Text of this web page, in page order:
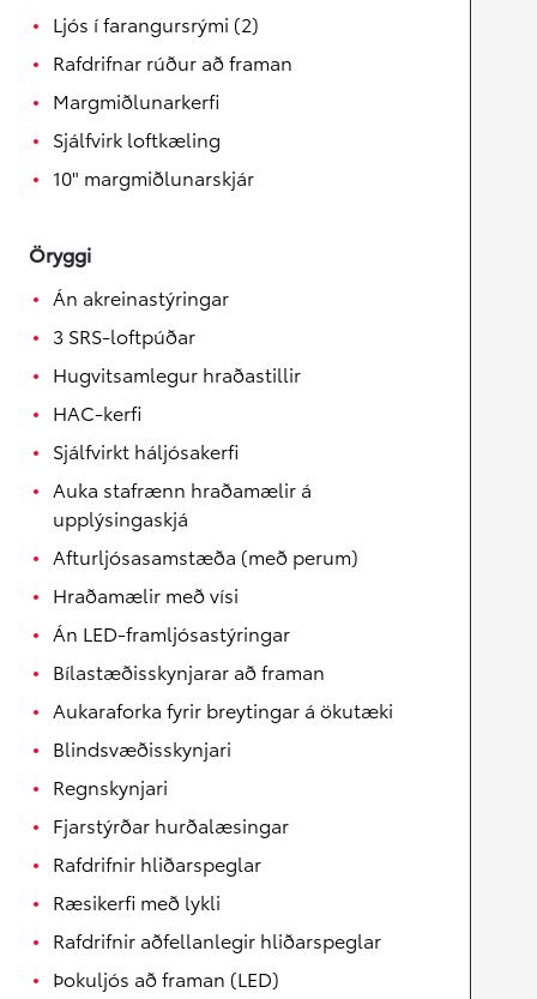
Ljós í farangursrými (2)
Rafdrifnar rúður að framan
Margmiðlunarkerfi
Sjálfvirk loftkæling
10" margmiðlunarskjár
Öryggi
Án akreinastýringar
3 SRS-loftpúðar
Hugvitsamlegur hraðastillir
HAC-kerfi
Sjálfvirkt háljósakerfi
Auka stafrænn hraðamælir á
upplýsingaskjá
Afturljósasamstæða (með perum)
Hraðamælir með vísi
Án LED-framljósastýringar
Bílastæðisskynjarar að framan
Aukaraforka fyrir breytingar á ökutæki
Blindsvæðisskynjari
Regnskynjari
Fjarstýrðar hurðalæsingar
Rafdrifnir hliðarspeglar
Ræsikerfi með lykli
Rafdrifnir aðfellanlegir hliðarspeglar
Þokuljós að framan (LED)